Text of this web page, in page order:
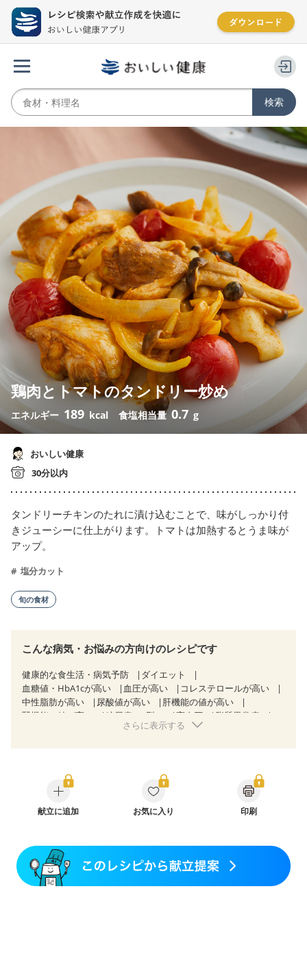
鶏肉とトマトのタンドリー炒め
エネルギー 189 kcal 食塩相当量 0.7 g
おいしい健康
30分以内
タンドリーチキンのたれに漬け込むことで、味がしっかり付
きジューシーに仕上がります。トマトは加熱するとうま味が
アップ。
塩分カット
旬の食材
こんな病気・お悩みの方向けのレシピです
健康的な食生活・病気予防
ダイエット
血糖値・HbA1cが高い
血圧が高い
コレステロールが高い
中性脂肪が高い
尿酸値が高い
肝機能の値が高い
腎機能の値が高い
糖尿病（2型） 高血圧
脂質異常症
狭心症 心筋梗塞
糖尿病性腎症（第３期）
CKD（ステージ１）
CKD（ステージ２）
CKD（ステージ３a）
乳がん（抗がん剤治療中）
乳がん（ホルモン療法中）
産後（ミルク）
乾癬
フレイル（年齢に合わせた体作り）
低栄養予防
貧血対策
さらに表示する
献立に追加 お気に入り 印刷